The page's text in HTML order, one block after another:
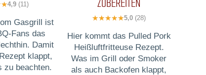
4,9 (11)
Gasgrill ist
Fans das
Damit
klappt,
zu beachten.
UBEREITEN
5,0 (28)
Hier kommt das Pulled Pork
Heißluftfritteuse Rezept.
Was im Grill oder Smoker
als auch Backofen klappt,